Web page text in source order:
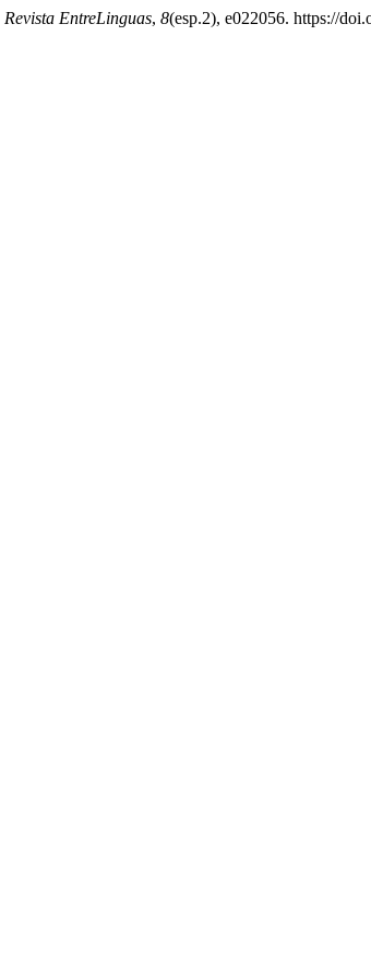
Revista EntreLinguas, 8(esp.2), e022056. https://